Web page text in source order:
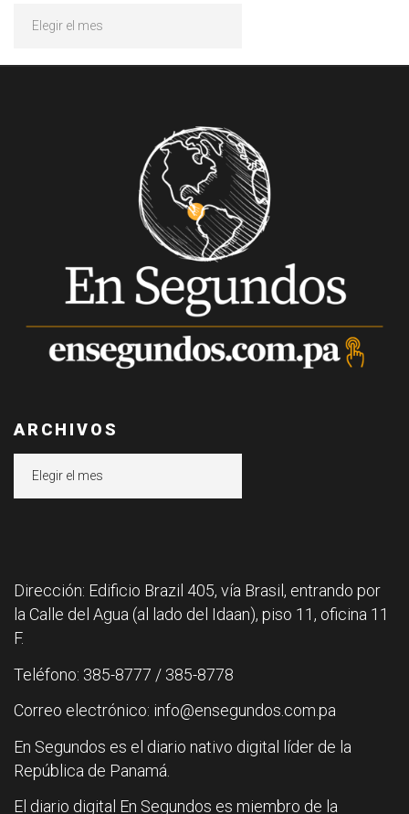
ARCHIVOS
Dirección: Edificio Brazil 405, vía Brasil, entrando por
la Calle del Agua (al lado del Idaan), piso 11, oficina 11
F.
Teléfono: 385-8777 / 385-8778
Correo electrónico: info@ensegundos.com.pa
En Segundos es el diario nativo digital líder de la
República de Panamá.
El diario digital En Segundos es miembro de la